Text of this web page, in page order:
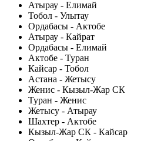
Атырау - Елимай
Тобол - Улытау
Ордабасы - Актобе
Атырау - Кайрат
Ордабасы - Елимай
Актобе - Туран
Кайсар - Тобол
Астана - Жетысу
Женис - Кызыл-Жар СК
Туран - Женис
Жетысу - Атырау
Шахтер - Актобе
Кызыл-Жар СК - Кайсар